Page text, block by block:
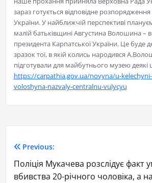
зараз готується відповідне розпорядження
України. У найближчій перспективі
малій батьківщині Августина Волошина –
президента Карпатської України. Це буде
зразок тої, в якій колись народився
підготували для майбутнього музею деякі
https://carpathia.gov.ua/novyna/u-
voloshyna-nazvaly-centralnu-vulycyu
Previous:
Поліція Мукачева розслідує факт
вбивства 20-річного чоловіка, а